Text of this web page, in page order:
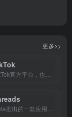
更多>>
TikTok官方平台，也就是海外版抖音！
Meta推出的一款应用软件